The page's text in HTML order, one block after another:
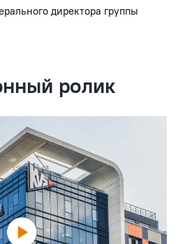
директора группы
ролик